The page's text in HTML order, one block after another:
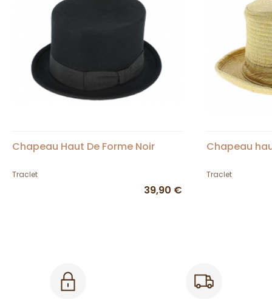
Chapeau Haut De Forme Noir
Traclet
39,90 €
Chapeau
Traclet